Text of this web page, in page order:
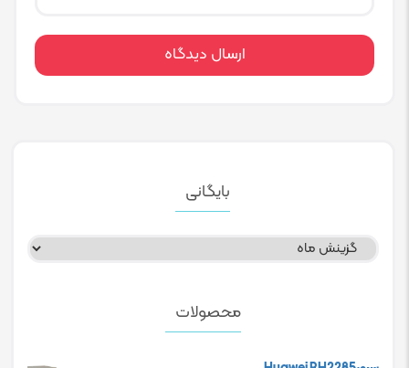
بایگانی
بایگانی
محصولات